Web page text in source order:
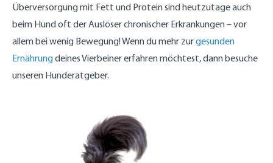
Überversorgung mit Fett und Protein sind heutzutage auch
beim Hund oft der Auslöser chronischer Erkrankungen – vor
allem bei wenig Bewegung! Wenn du mehr zurgesunden
Ernährungdeines Vierbeiner erfahren möchtest, dann besuche
unseren Hunderatgeber.